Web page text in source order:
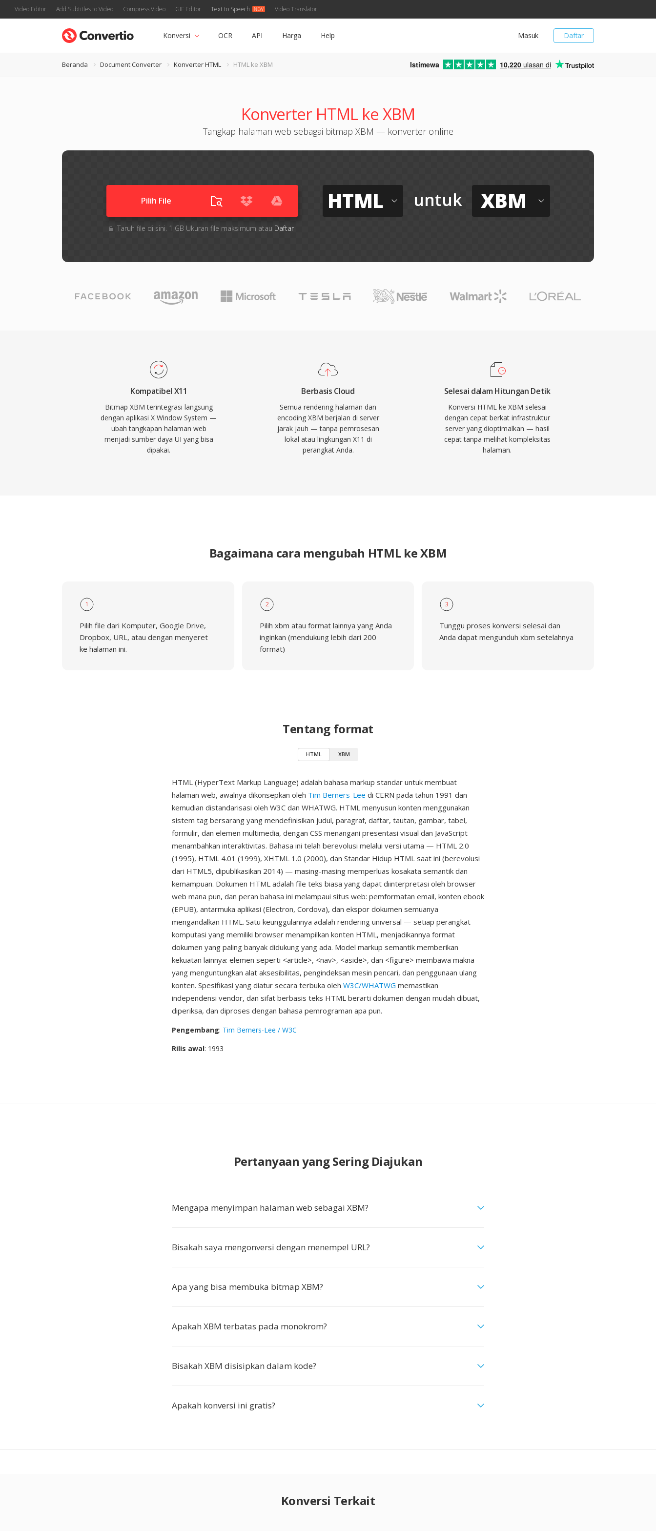
Video Editor Add Subtitles to Video Compress Video GIF Editor Text to Speech Video Translator
Daftar
Masuk
Konversi OCR API Harga Help
Beranda Document Converter Konverter HTML HTML ke XBM Istimewa 10,220 ulasan di
Konverter HTML ke XBM
Tangkap halaman web sebagai bitmap XBM — konverter online
Pilih File
Taruh file di sini. 1 GB Ukuran file maksimum atau Daftar
HTML untuk XBM
Kompatibel X11
Bitmap XBM terintegrasi langsung
dengan aplikasi X Window System —
ubah tangkapan halaman web
menjadi sumber daya UI yang bisa
dipakai.
Berbasis Cloud
Semua rendering halaman dan
encoding XBM berjalan di server
jarak jauh — tanpa pemrosesan
lokal atau lingkungan X11 di
perangkat Anda.
Selesai dalam Hitungan Detik
Konversi HTML ke XBM selesai
dengan cepat berkat infrastruktur
server yang dioptimalkan — hasil
cepat tanpa melihat kompleksitas
halaman.
Bagaimana cara mengubah HTML ke XBM
1
Pilih file dari Komputer, Google Drive,
Dropbox, URL, atau dengan menyeret
ke halaman ini.
2
Pilih xbm atau format lainnya yang Anda
inginkan (mendukung lebih dari 200
format)
3
Tunggu proses konversi selesai dan
Anda dapat mengunduh xbm setelahnya
Tentang format
HTML XBM
HTML (HyperText Markup Language) adalah bahasa markup standar untuk membuat
halaman web, awalnya dikonsepkan oleh Tim Berners-Lee di CERN pada tahun 1991 dan
kemudian distandarisasi oleh W3C dan WHATWG. HTML menyusun konten menggunakan
sistem tag bersarang yang mendefinisikan judul, paragraf, daftar, tautan, gambar, tabel,
formulir, dan elemen multimedia, dengan CSS menangani presentasi visual dan JavaScript
menambahkan interaktivitas. Bahasa ini telah berevolusi melalui versi utama — HTML 2.0
(1995), HTML 4.01 (1999), XHTML 1.0 (2000), dan Standar Hidup HTML saat ini (berevolusi
dari HTML5, dipublikasikan 2014) — masing-masing memperluas kosakata semantik dan
kemampuan. Dokumen HTML adalah file teks biasa yang dapat diinterpretasi oleh browser
web mana pun, dan peran bahasa ini melampaui situs web: pemformatan email, konten ebook
(EPUB), antarmuka aplikasi (Electron, Cordova), dan ekspor dokumen semuanya
mengandalkan HTML. Satu keunggulannya adalah rendering universal — setiap perangkat
komputasi yang memiliki browser menampilkan konten HTML, menjadikannya format
dokumen yang paling banyak didukung yang ada. Model markup semantik memberikan
kekuatan lainnya: elemen seperti <article>, <nav>, <aside>, dan <figure> membawa makna
yang menguntungkan alat aksesibilitas, pengindeksan mesin pencari, dan penggunaan ulang
konten. Spesifikasi yang diatur secara terbuka oleh W3C/WHATWG memastikan
independensi vendor, dan sifat berbasis teks HTML berarti dokumen dengan mudah dibuat,
diperiksa, dan diproses dengan bahasa pemrograman apa pun.
Pengembang: Tim Berners-Lee / W3C
Rilis awal: 1993
Pertanyaan yang Sering Diajukan
Mengapa menyimpan halaman web sebagai XBM?
Bisakah saya mengonversi dengan menempel URL?
Apa yang bisa membuka bitmap XBM?
Apakah XBM terbatas pada monokrom?
Bisakah XBM disisipkan dalam kode?
Apakah konversi ini gratis?
Konversi Terkait